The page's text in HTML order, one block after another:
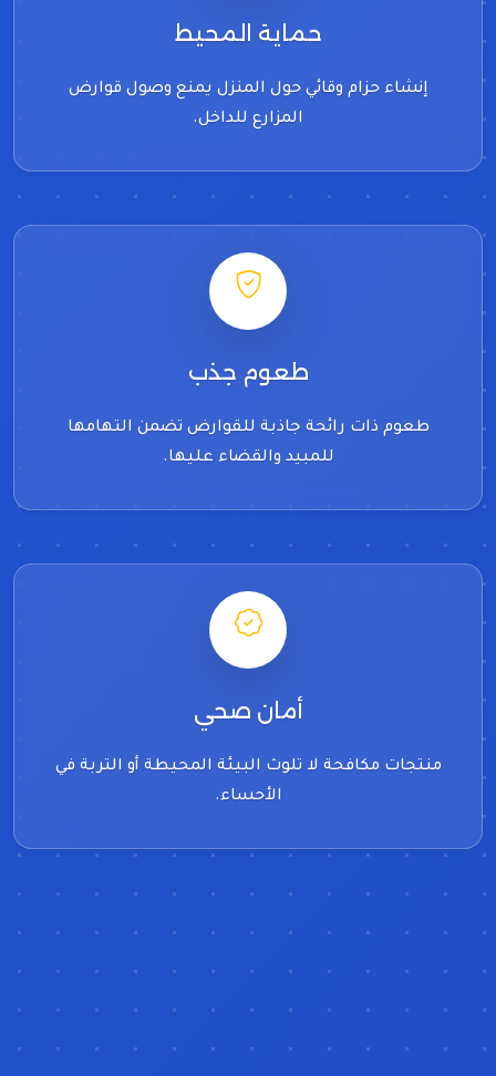
حماية المحيط
إنشاء حزام وقائي حول المنزل يمنع وصول قوارض
المزارع للداخل.
طعوم جذب
طعوم ذات رائحة جاذبة للقوارض تضمن التهامها
للمبيد والقضاء عليها.
أمان صحي
منتجات مكافحة لا تلوث البيئة المحيطة أو التربة في
الأحساء.